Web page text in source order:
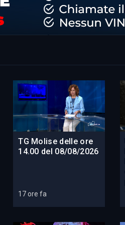
TG Molise delle ore
14.00 del 08/08/2026
17 ore fa